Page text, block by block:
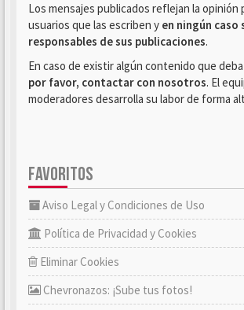
Los mensajes publicados reflejan la opinión
usuarios que las escriben y en ningún caso
responsables de sus publicaciones.
En caso de existir algún contenido que
por favor, contactar con nosotros. El
moderadores desarrolla su labor de forma
FAVORITOS
Aviso Legal y Condiciones de Uso
Política de Privacidad y Cookies
Eliminar Cookies
Chevronazos: ¡Sube tus fotos!